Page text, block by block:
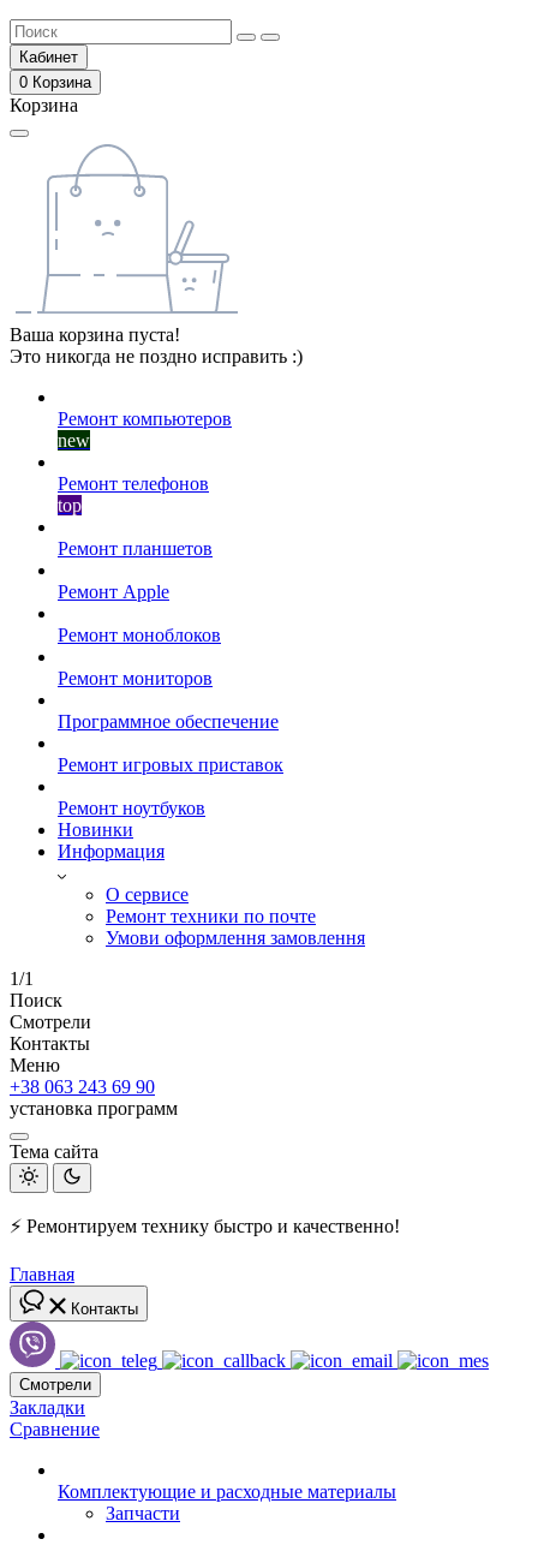
Кабинет
0 Корзина
Корзина
Ваша корзина пуста!
Это никогда не поздно исправить :)
Ремонт компьютеров
new
Ремонт телефонов
top
Ремонт планшетов
Ремонт Apple
Ремонт моноблоков
Ремонт мониторов
Программное обеспечение
Ремонт игровых приставок
Ремонт ноутбуков
Новинки
Информация
О сервисе
Ремонт техники по почте
Умови оформлення замовлення
1/1
Поиск
Смотрели
Контакты
Меню
+38 063 243 69 90
установка программ
Тема сайта
⚡ Ремонтируем технику быстро и качественно!
Главная
Контакты
Смотрели
Закладки
Сравнение
Комплектующие и расходные материалы
Запчасти